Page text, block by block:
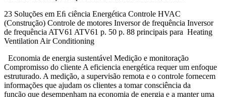
23 Soluções em Eﬁ ciência Energética Controle HVAC
(Construção) Controle de motores Inversor de frequência Inversor
de frequência ATV61 ATV61 p. 50 p. 88 principais para Heating
Ventilation Air Conditioning
Economia de energia sustentável Medição e monitoração
Compromisso do cliente A eficiencia energética requer um enfoque
estruturado. A medição, a supervisão remota e o controle fornecem
informações que ajudam os clientes a tomar consciência da
função que desempenham na economia de energia e a manter uma